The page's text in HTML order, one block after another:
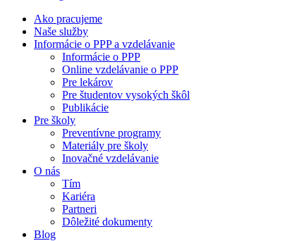
Ako pracujeme
Naše služby
Informácie o PPP a vzdelávanie
Informácie o PPP
Online vzdelávanie o PPP
Pre lekárov
Pre študentov vysokých škôl
Publikácie
Pre školy
Preventívne programy
Materiály pre školy
Inovačné vzdelávanie
O nás
Tím
Kariéra
Partneri
Dôležité dokumenty
Blog